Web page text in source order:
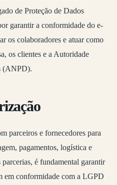
de Proteção de Dados
garantir a conformidade do e-
os colaboradores e atuar como
os clientes e a Autoridade
(ANPD).
parceiros e fornecedores para
pagamentos, logística e
é fundamental garantir
em conformidade com a LGPD